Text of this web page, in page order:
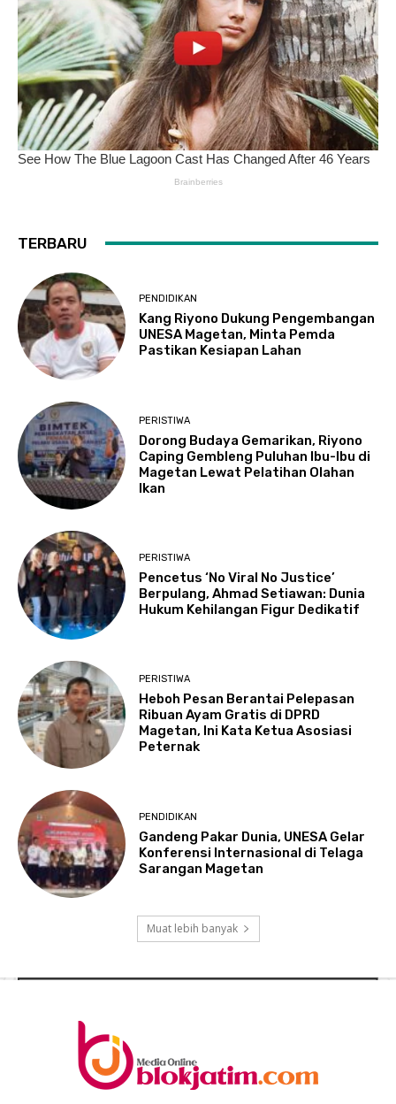
TERBARU
PENDIDIKAN
Kang Riyono Dukung Pengembangan
UNESA Magetan, Minta Pemda
Pastikan Kesiapan Lahan
PERISTIWA
Dorong Budaya Gemarikan, Riyono
Caping Gembleng Puluhan Ibu-Ibu di
Magetan Lewat Pelatihan Olahan
Ikan
PERISTIWA
Pencetus ‘No Viral No Justice’
Berpulang, Ahmad Setiawan: Dunia
Hukum Kehilangan Figur Dedikatif
PERISTIWA
Heboh Pesan Berantai Pelepasan
Ribuan Ayam Gratis di DPRD
Magetan, Ini Kata Ketua Asosiasi
Peternak
PENDIDIKAN
Gandeng Pakar Dunia, UNESA Gelar
Konferensi Internasional di Telaga
Sarangan Magetan
Muat lebih banyak